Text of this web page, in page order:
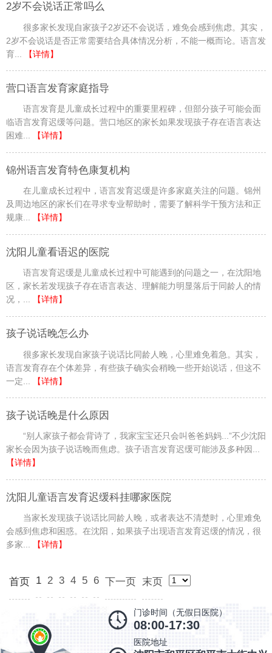
2岁不会说话正常吗么
很多家长发现自家孩子2岁还不会说话，难免会感到焦虑。其实，
2岁不会说话是否正常需要结合具体情况分析，不能一概而论。语言发
育...
【详情】
营口语言发育家庭指导
语言发育是儿童成长过程中的重要里程碑，但部分孩子可能会面
临语言发育迟缓等问题。营口地区的家长如果发现孩子存在语言表达
困难...
【详情】
锦州语言发育特色康复机构
在儿童成长过程中，语言发育迟缓是许多家庭关注的问题。锦州
及周边地区的家长们在寻求专业帮助时，需要了解科学干预方法和正
规康...
【详情】
沈阳儿童看语迟的医院
语言发育迟缓是儿童成长过程中可能遇到的问题之一，在沈阳地
区，家长若发现孩子存在语言表达、理解能力明显落后于同龄人的情
况，...
【详情】
孩子说话晚怎么办
很多家长发现自家孩子说话比同龄人晚，心里难免着急。其实，
语言发育存在个体差异，有些孩子确实会稍晚一些开始说话，但这不
一定...
【详情】
孩子说话晚是什么原因
“别人家孩子都会背诗了，我家宝宝还只会叫爸爸妈妈...”不少沈阳
家长会因为孩子说话晚而焦虑。孩子语言发育迟缓可能涉及多种因...
【详情】
沈阳儿童语言发育迟缓科挂哪家医院
当家长发现孩子说话比同龄人晚，或者表达不清楚时，心里难免
会感到焦虑和困惑。在沈阳，如果孩子出现语言发育迟缓的情况，很
多家...
【详情】
首页 1 2 3 4 5 6 下一页 末页
门诊时间（无假日医院）
08:00-17:30
医院地址